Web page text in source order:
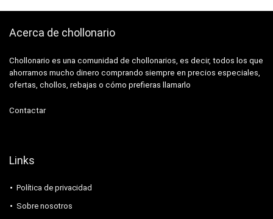
Acerca de chollonario
Chollonario es una comunidad de chollonarios, es decir, todos los que
ahorramos mucho dinero comprando siempre en precios especiales,
ofertas, chollos, rebajas o cómo prefieras llamarlo
Contactar
Links
Política de privacidad
Sobre nosotros